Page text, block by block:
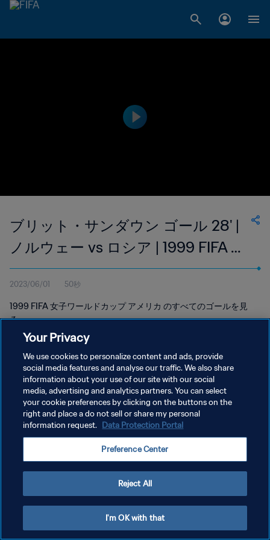
ブリット・サンダウン ゴール 28' |
ノルウェー vs ロシア | 1999 FIFA 女
子ワールドカップ アメリカ
2023/06/01 50秒
1999 FIFA 女子ワールドカップ アメリカ のすべてのゴールを見
る。
プライバシーポリシー
サービス利用規約
クッキー設定の管理
Your Privacy
We use cookies to personalize content and ads, provide
social media features and analyse our traffic. We also share
information about your use of our site with our social
media, advertising and analytics partners. You can select
your cookie preferences by clicking on the buttons on the
right and place a do not sell or share my personal
information request. Data Protection Portal
Preference Center
Reject All
I'm OK with that